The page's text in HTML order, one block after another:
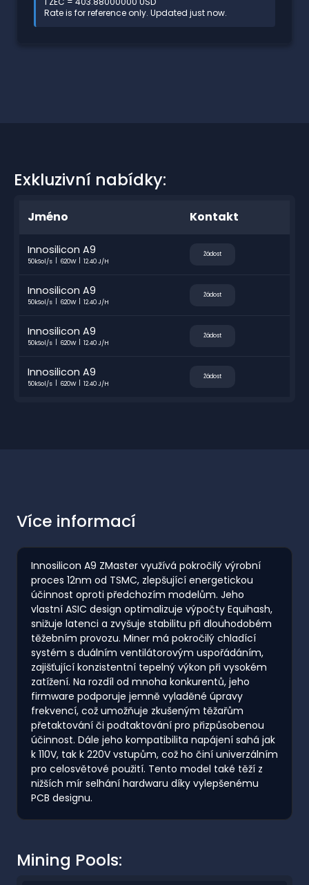
Rate is for reference only. Updated just now.
Exkluzivní nabídky:
Jméno Kontakt
Innosilicon A9
50kSol/s 620W 12.40 J/H
Žádost
Innosilicon A9
50kSol/s 620W 12.40 J/H
Žádost
Innosilicon A9
50kSol/s 620W 12.40 J/H
Žádost
Innosilicon A9
50kSol/s 620W 12.40 J/H
Žádost
Více informací
Innosilicon A9 ZMaster využívá pokročilý výrobní
proces 12nm od TSMC, zlepšující energetickou
účinnost oproti předchozím modelům. Jeho
vlastní ASIC design optimalizuje výpočty Equihash,
snižuje latenci a zvyšuje stabilitu při dlouhodobém
těžebním provozu. Miner má pokročilý chladící
systém s duálním ventilátorovým uspořádáním,
zajišťující konzistentní tepelný výkon při vysokém
zatížení. Na rozdíl od mnoha konkurentů, jeho
firmware podporuje jemně vyladěné úpravy
frekvencí, což umožňuje zkušeným těžařům
přetaktování či podtaktování pro přizpůsobenou
účinnost. Dále jeho kompatibilita napájení sahá jak
k 110V, tak k 220V vstupům, což ho činí univerzálním
pro celosvětové použití. Tento model také těží z
nižších mír selhání hardwaru díky vylepšenému
PCB designu.
Mining Pools: